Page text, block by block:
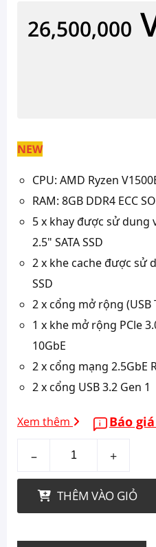
26,500,000
NEW
CPU: AMD Ryzen
RAM: 8GB DDR4 ECC
5 x khay được sử dung
2.5" SATA SSD
2 x khe cache được sử
SSD
2 x cổng mở rộng (USB
1 x khe mở rộng PCle
10GbE
2 x cổng mạng 2.5GbE
2 x cổng USB 3.2 Gen 1
Xem thêm Báo
– +
THÊM VÀO GIỎ